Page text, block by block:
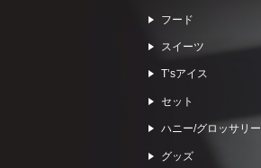
フード
スイーツ
Tʼsアイス
セット
ハニー/グロッサリー
グッズ